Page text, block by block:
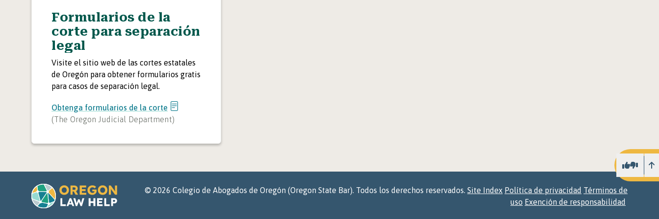
Formularios de la
corte para separación
legal
Visite el sitio web de las cortes estatales
de Oregón para obtener formularios gratis
para casos de separación legal.
Obtenga formularios de la corte
(The Oregon Judicial Department)
© 2026 Colegio de Abogados de Oregón (Oregon State Bar). Todos los derechos reservados. Site Index Política de privacidad Términos de
uso Exención de responsabilidad